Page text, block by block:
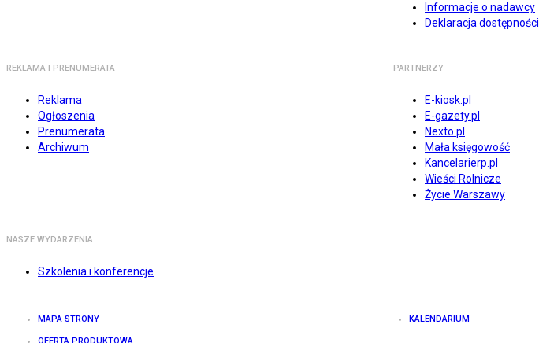
Informacje o nadawcy
Deklaracja dostępności
REKLAMA I PRENUMERATA
Reklama
Ogłoszenia
Prenumerata
Archiwum
PARTNERZY
E-kiosk.pl
E-gazety.pl
Nexto.pl
Mała księgowość
Kancelarierp.pl
Wieści Rolnicze
Życie Warszawy
NASZE WYDARZENIA
Szkolenia i konferencje
MAPA STRONY KALENDARIUM